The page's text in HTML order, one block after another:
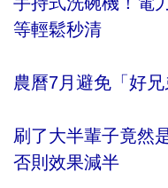
等輕鬆秒清
農曆7月避免「好
刷了大半輩子竟然
否則效果減半